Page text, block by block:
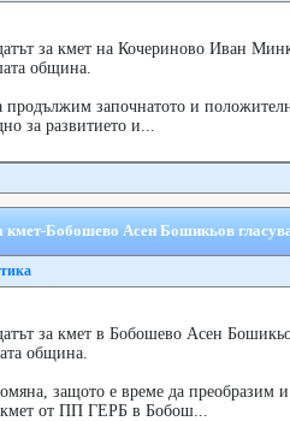
за кмет на Кочериново Иван
общинa.
продължим започнатото и
за развитието и...
кмет-Бобошево Асен Бошикьов
за кмет в Бобошево Асен
община.
защото е време да
кмет от ПП ГЕРБ в Бобош...